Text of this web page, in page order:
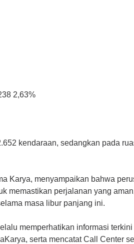
2,63%
kendaraan, sedangkan pada
Karya, menyampaikan bahwa
memastikan perjalanan yang
masa libur panjang ini.
memperhatikan informasi
serta mencatat Call Center